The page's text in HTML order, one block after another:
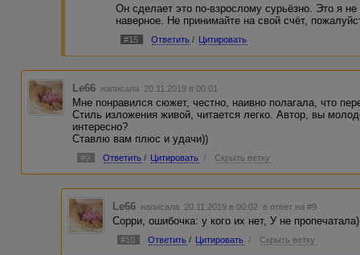
Он сделает это по-взрослому сурьёзно. Это я
наверное. Не принимайте на свой счёт,
#15 Ответить / Цитировать
Le66 написала 20.11.2019 в 00:01
Мне понравился сюжет, честно, наивно полагала, что
Стиль изложения живой, читается легко. Автор, вы
интересно?
Ставлю вам плюс и удачи))
#9 Ответить / Цитировать / Скрыть ветку
Le66 написала 20.11.2019 в 00:02 в ответ на #9
Сорри, ошибочка: у кого их нет, У не пропечатала)
#10 Ответить / Цитировать / Скрыть ветку